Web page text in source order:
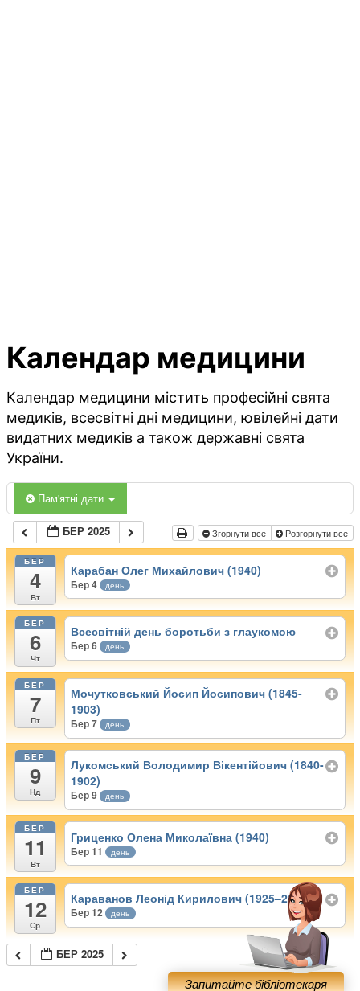
Календар медицини
Календар медицини містить професійні свята
медиків, всесвітні дні медицини, ювілейні дати
видатних медиків а також державні свята
України.
Пам'ятні дати
БЕР 2025 Згорнути все Розгорнути все
БЕР
4
Вт
Карабан Олег Михайлович (1940)
Бер 4 день
БЕР
6
Чт
Всесвітній день боротьби з глаукомою
Бер 6 день
БЕР
7
Пт
Мочутковський Йосип Йосипович (1845-
1903)
Бер 7 день
БЕР
9
Нд
Лукомський Володимир Вікентійович (1840-
1902)
Бер 9 день
БЕР
11
Вт
Гриценко Олена Миколаївна (1940)
Бер 11 день
БЕР
12
Ср
Караванов Леонід Кирилович (1925–2002)
Бер 12 день
БЕР 2025